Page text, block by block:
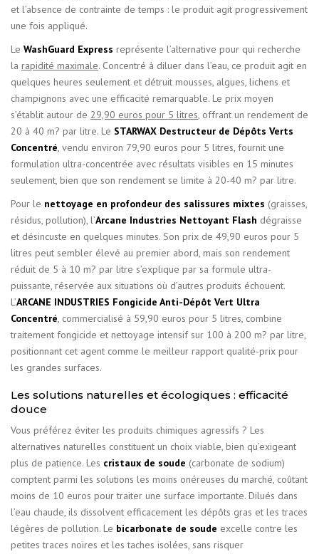
et l’absence de contrainte de temps : le produit agit progressivement
une fois appliqué.
Le WashGuard Express représente l’alternative pour qui recherche
la rapidité maximale. Concentré à diluer dans l’eau, ce produit agit en
quelques heures seulement et détruit mousses, algues, lichens et
champignons avec une efficacité remarquable. Le prix moyen
s’établit autour de 29,90 euros pour 5 litres, offrant un rendement de
20 à 40 m? par litre. Le STARWAX Destructeur de Dépôts Verts
Concentré, vendu environ 79,90 euros pour 5 litres, fournit une
formulation ultra-concentrée avec résultats visibles en 15 minutes
seulement, bien que son rendement se limite à 20-40 m? par litre.
Pour le nettoyage en profondeur des salissures mixtes (graisses,
résidus, pollution), l’Arcane Industries Nettoyant Flash dégraisse
et désincuste en quelques minutes. Son prix de 49,90 euros pour 5
litres peut sembler élevé au premier abord, mais son rendement
réduit de 5 à 10 m? par litre s’explique par sa formule ultra-
puissante, réservée aux situations où d’autres produits échouent.
L’ARCANE INDUSTRIES Fongicide Anti-Dépôt Vert Ultra
Concentré, commercialisé à 59,90 euros pour 5 litres, combine
traitement fongicide et nettoyage intensif sur 100 à 200 m? par litre,
positionnant cet agent comme le meilleur rapport qualité-prix pour
les grandes surfaces.
Les solutions naturelles et écologiques : efficacité
douce
Vous préférez éviter les produits chimiques agressifs ? Les
alternatives naturelles constituent un choix viable, bien qu’exigeant
plus de patience. Les cristaux de soude (carbonate de sodium)
comptent parmi les solutions les moins onéreuses du marché, coûtant
moins de 10 euros pour traiter une surface importante. Dilués dans
l’eau chaude, ils dissolvent efficacement les dépôts gras et les traces
légères de pollution. Le bicarbonate de soude excelle contre les
petites traces noires et les taches isolées, sans risquer